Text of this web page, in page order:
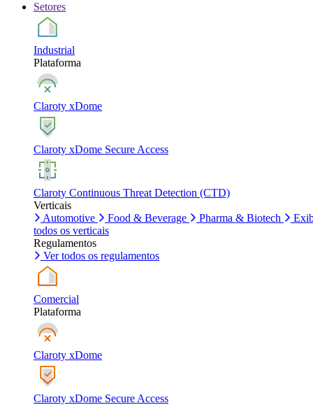
Setores
Industrial
Plataforma
Claroty xDome
Claroty xDome Secure Access
Claroty Continuous Threat Detection (CTD)
Verticais
Automotive
Food & Beverage Pharma & Biotech
todos os verticais
Regulamentos
Ver todos os regulamentos
Comercial
Plataforma
Claroty xDome
Claroty xDome Secure Access